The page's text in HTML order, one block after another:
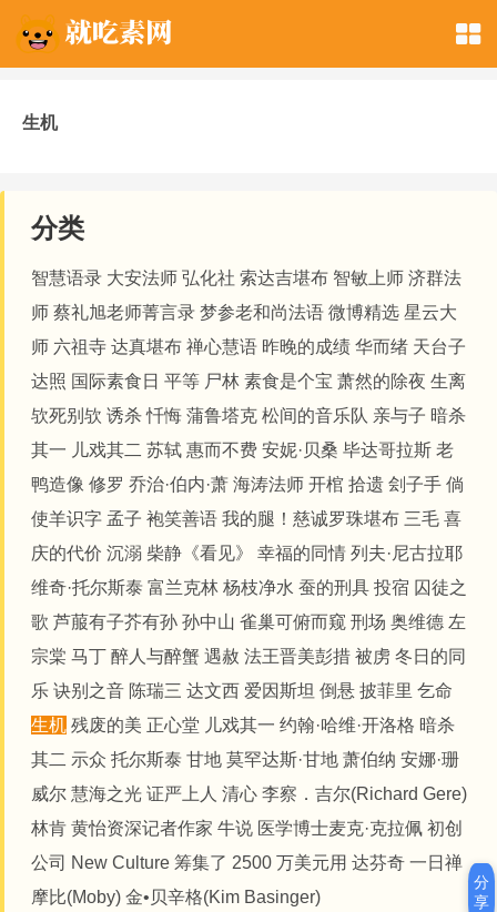
生机
分类
智慧语录 大安法师 弘化社 索达吉堪布 智敏上师 济群法
师 蔡礼旭老师菁言录 梦参老和尚法语 微博精选 星云大
师 六祖寺 达真堪布 禅心慧语 昨晚的成绩 华而绪 天台子
达照 国际素食日 平等 尸林 素食是个宝 萧然的除夜 生离
欤死别欤 诱杀 忏悔 蒲鲁塔克 松间的音乐队 亲与子 暗杀
其一 儿戏其二 苏轼 惠而不费 安妮·贝桑 毕达哥拉斯 老
鸭造像 修罗 乔治·伯内·萧 海涛法师 开棺 拾遗 刽子手 倘
使羊识字 孟子 袍笑善语 我的腿！ ​​​​慈诚罗珠堪布 三毛 喜
庆的代价 沉溺 柴静《看见》 幸福的同情 列夫·尼古拉耶
维奇·托尔斯泰 富兰克林 杨枝净水 蚕的刑具 投宿 囚徒之
歌 芦菔有子芥有孙 孙中山 雀巢可俯而窥 刑场 奥维德 左
宗棠 马丁 醉人与醉蟹 遇赦 法王晋美彭措 被虏 冬日的同
乐 诀别之音 陈瑞三 达文西 爱因斯坦 倒悬 披菲里 乞命
生机 残废的美 正心堂 儿戏其一 约翰·哈维·开洛格 暗杀
其二 示众 托尔斯泰 甘地 莫罕达斯·甘地 萧伯纳 安娜·珊
威尔 慧海之光 证严上人 清心 李察．吉尔(Richard Gere)
林肯 黄怡资深记者作家 牛说 医学博士麦克·克拉佩 初创
公司 New Culture 筹集了 2500 万美元用 达芬奇 一日禅
摩比(Moby) 金•贝辛格(Kim Basinger)
分
享